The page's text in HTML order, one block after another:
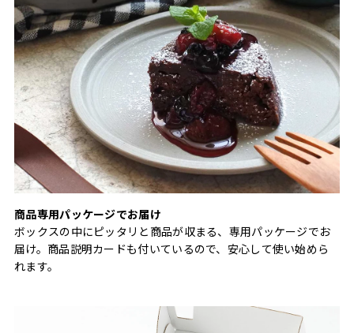
商品専用パッケージでお届け
ボックスの中にピッタリと商品が収まる、専用パッケージでお
届け。商品説明カードも付いているので、安心して使い始めら
れます。